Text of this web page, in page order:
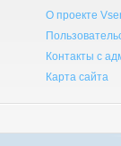
О проекте
Контакты с
Карта сайта